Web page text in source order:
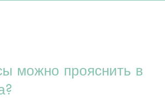
можно прояснить в